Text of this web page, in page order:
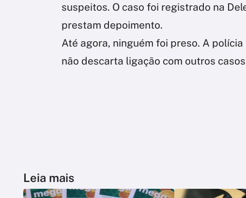
suspeitos. O caso foi registrado na
prestam depoimento.
Até agora, ninguém foi preso. A
não descarta ligação com outros
Leia mais